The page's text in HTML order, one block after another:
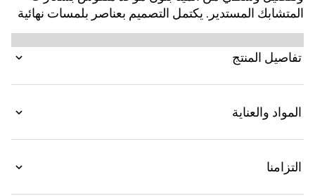
المتشابك المستدير. يكتمل التصميم بعناصر بلمسات نهائية
باللون الذهبي وبإغلاق منزلق قابل للتعديل.
تفاصيل المنتج
المواد والعناية
التزامنا